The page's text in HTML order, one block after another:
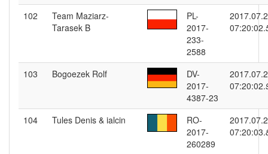
102
Team Maziarz-
Tarasek B
PL-
2017-
233-
2588
07:20:02.
103 Bogoezek Rolf
DV-
2017-
4387-23
07:20:02.
104 Tules Denis & ialcin
RO-
2017-
260289
07:20:03.